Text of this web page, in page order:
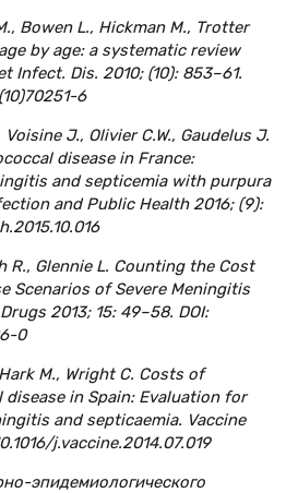
Bowen L., Hickman M., Trotter
by age: a systematic review
Infect. Dis. 2010; (10): 853–61.
6
J., Olivier C.W., Gaudelus J.
disease in France:
and septicemia with purpura
and Public Health 2016; (9):
R., Glennie L. Counting the Cost
Scenarios of Severe Meningitis
2013; 15: 49–58. DOI:
0
M., Wright C. Costs of
in Spain: Evaluation for
and septicaemia. Vaccine
j.vaccine.2014.07.019
эпидемиологического